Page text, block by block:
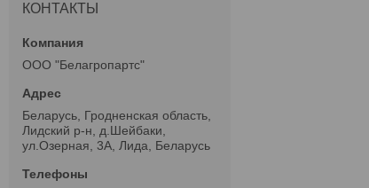
КОНТАКТЫ
ООО "Белагропартс"
Беларусь, Гродненская область,
Лидский р-н, д.Шейбаки,
ул.Озерная, 3А, Лида, Беларусь